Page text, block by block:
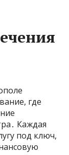
где
Каждая
под ключ,